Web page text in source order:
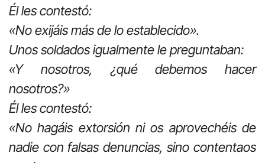
Él les contestó:
«No exijáis más de lo establecido».
Unos soldados igualmente le preguntaban:
«Y nosotros, ¿qué debemos hacer
nosotros?»
Él les contestó:
«No hagáis extorsión ni os aprovechéis de
nadie con falsas denuncias, sino contentaos